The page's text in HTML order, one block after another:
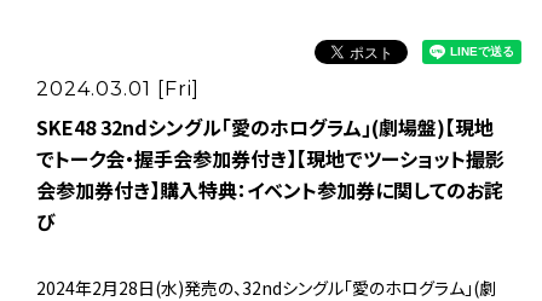
2024.03.01 [Fri]
SKE48 32ndシングル｢愛のホログラム｣(劇場盤)【現地
でトーク会・握手会参加券付き】【現地でツーショット撮影
会参加券付き】購入特典：イベント参加券に関してのお詫
び
2024年2月28日(水)発売の、32ndシングル｢愛のホログラム｣(劇